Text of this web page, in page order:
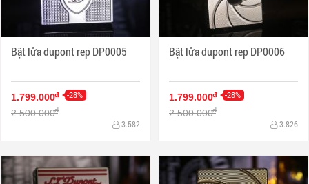
Bật lửa dupont rep DP0005
1.799.000đ -28%
2.500.000đ
3.582
Bật lửa dupont rep DP0006
1.799.000đ -28%
2.500.000đ
3.826